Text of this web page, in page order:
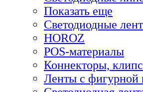
Показать еще
Светодиодные
HOROZ
POS-материалы
Коннекторы,
Ленты с фигурной